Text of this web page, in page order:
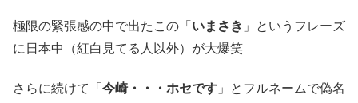
極限の緊張感の中で出たこの「 いまさき 」というフレーズ
に日本中（紅白見てる人以外）が大爆笑
さらに続けて「 今崎・・・ホセです 」とフルネームで偽名